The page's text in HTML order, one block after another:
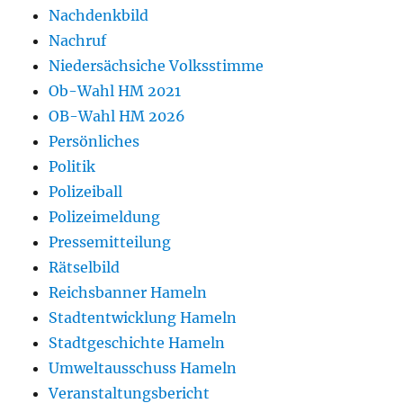
Nachdenkbild
Nachruf
Niedersächsiche Volksstimme
Ob-Wahl HM 2021
OB-Wahl HM 2026
Persönliches
Politik
Polizeiball
Polizeimeldung
Pressemitteilung
Rätselbild
Reichsbanner Hameln
Stadtentwicklung Hameln
Stadtgeschichte Hameln
Umweltausschuss Hameln
Veranstaltungsbericht